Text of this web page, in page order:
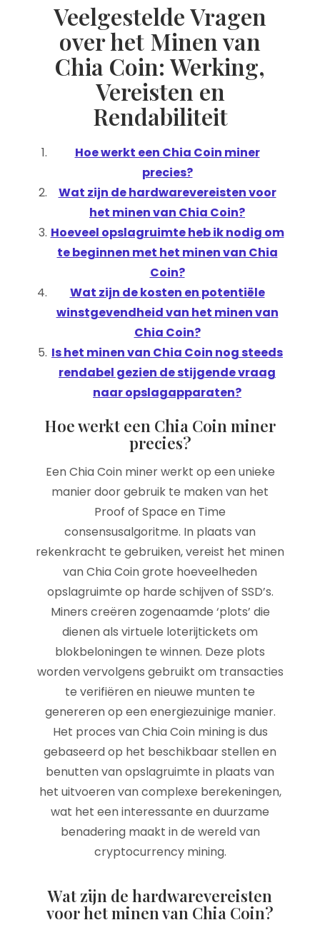
Veelgestelde Vragen
over het Minen van
Chia Coin: Werking,
Vereisten en
Rendabiliteit
Hoe werkt een Chia Coin miner
precies?
Wat zijn de hardwarevereisten voor
het minen van Chia Coin?
Hoeveel opslagruimte heb ik nodig om
te beginnen met het minen van Chia
Coin?
Wat zijn de kosten en potentiële
winstgevendheid van het minen van
Chia Coin?
Is het minen van Chia Coin nog steeds
rendabel gezien de stijgende vraag
naar opslagapparaten?
Hoe werkt een Chia Coin miner
precies?
Een Chia Coin miner werkt op een unieke
manier door gebruik te maken van het
Proof of Space en Time
consensusalgoritme. In plaats van
rekenkracht te gebruiken, vereist het minen
van Chia Coin grote hoeveelheden
opslagruimte op harde schijven of SSD’s.
Miners creëren zogenaamde ‘plots’ die
dienen als virtuele loterijtickets om
blokbeloningen te winnen. Deze plots
worden vervolgens gebruikt om transacties
te verifiëren en nieuwe munten te
genereren op een energiezuinige manier.
Het proces van Chia Coin mining is dus
gebaseerd op het beschikbaar stellen en
benutten van opslagruimte in plaats van
het uitvoeren van complexe berekeningen,
wat het een interessante en duurzame
benadering maakt in de wereld van
cryptocurrency mining.
Wat zijn de hardwarevereisten
voor het minen van Chia Coin?